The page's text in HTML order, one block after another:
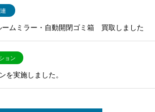
ームミラー・自動開閉ゴミ箱 買取しました
ョン
実施しました。